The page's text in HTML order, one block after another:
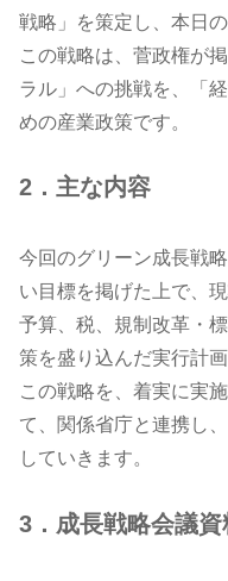
戦略」を策定し、本日
この戦略は、菅政権が
ラル」への挑戦を、「
めの産業政策です。
2．主な内容
今回のグリーン成長戦
い目標を掲げた上で、
予算、税、規制改革・
策を盛り込んだ実行計
この戦略を、着実に実
て、関係省庁と連携し
していきます。
3．成長戦略会議資